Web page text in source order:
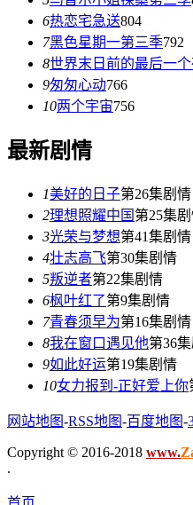
6热恋宅急送804
7黑色星期一第三季792
8世界末日前的最后一
9匆匆心动766
10两个宇宙756
最新剧情
1美好的日子第26集剧情
2理想照耀中国 第25集
3光荣与梦想第41集剧情
4壮志高飞第30集剧情
5叛逆者第22集剧情
6枫叶红了第9集剧情
7青春须早为第16集剧情
8我在窗口遇见他第36
9如此好运第19集剧情
10女力报到-正好爱上你
网站地图-RSS地图-百度地图-
Copyright © 2016-2018 www.
.